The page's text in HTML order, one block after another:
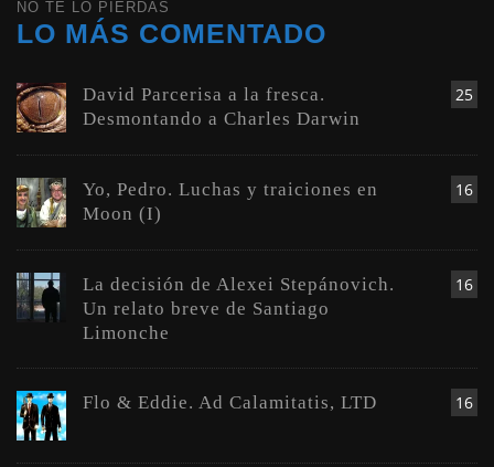
NO TE LO PIERDAS
LO MÁS COMENTADO
25
David Parcerisa a la fresca.
Desmontando a Charles Darwin
16
Yo, Pedro. Luchas y traiciones en
Moon (I)
16
La decisión de Alexei Stepánovich.
Un relato breve de Santiago
Limonche
16
Flo & Eddie. Ad Calamitatis, LTD